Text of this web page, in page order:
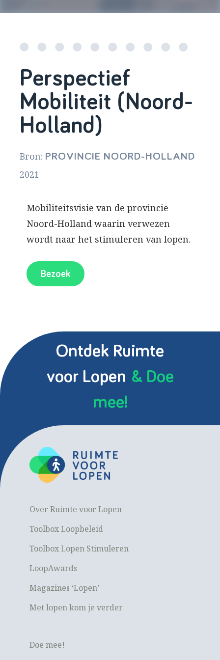
Perspectief
Mobiliteit (Noord-
Holland)
Bron: PROVINCIE NOORD-HOLLAND
2021
Mobiliteitsvisie van de provincie
Noord-Holland waarin verwezen
wordt naar het stimuleren van lopen.
Bezoek
Ontdek Ruimte
voor Lopen & Doe
mee!
Over Ruimte voor Lopen
Toolbox Loopbeleid
Toolbox Lopen Stimuleren
LoopAwards
Magazines ‘Lopen’
Met lopen kom je verder
Doe mee!